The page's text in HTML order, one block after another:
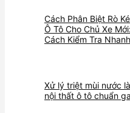
Cách Phân Biệt Rò
Ô Tô Cho Chủ Xe
Cách Kiểm Tra Nhanh
Xử lý triệt mùi nước
nội thất ô tô chuẩn